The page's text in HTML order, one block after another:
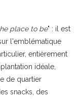
place to be" : il est
l'emblématique
entièrement
idéale,
de quartier
snacks, des